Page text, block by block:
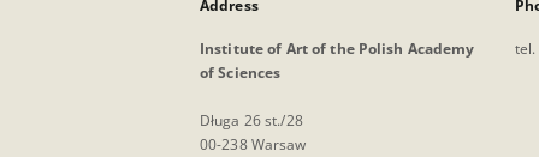
Address
Institute of Art of the Polish Academy
of Sciences
Długa 26 st./28
00-238 Warsaw
tel.